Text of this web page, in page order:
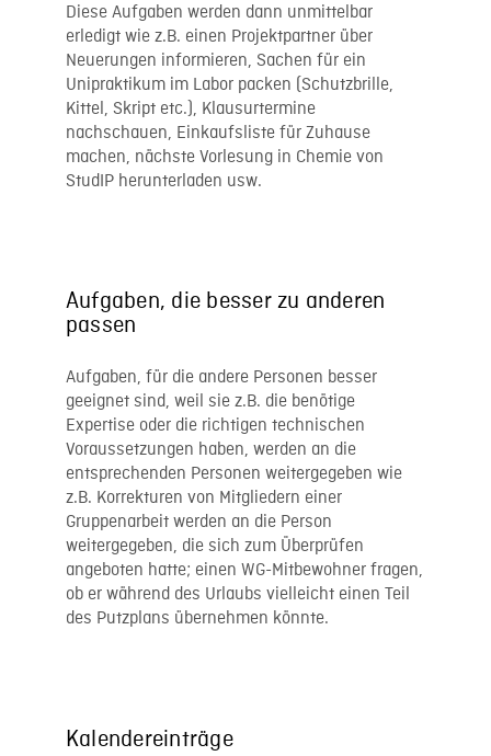
Diese Aufgaben werden dann unmittelbar
erledigt wie z.B. einen Projektpartner über
Neuerungen informieren, Sachen für ein
Unipraktikum im Labor packen (Schutzbrille,
Kittel, Skript etc.), Klausurtermine
nachschauen, Einkaufsliste für Zuhause
machen, nächste Vorlesung in Chemie von
StudIP herunterladen usw.
Aufgaben, die besser zu anderen
passen
Aufgaben, für die andere Personen besser
geeignet sind, weil sie z.B. die benötige
Expertise oder die richtigen technischen
Voraussetzungen haben, werden an die
entsprechenden Personen weitergegeben wie
z.B. Korrekturen von Mitgliedern einer
Gruppenarbeit werden an die Person
weitergegeben, die sich zum Überprüfen
angeboten hatte; einen WG-Mitbewohner fragen,
ob er während des Urlaubs vielleicht einen Teil
des Putzplans übernehmen könnte.
Kalendereinträge